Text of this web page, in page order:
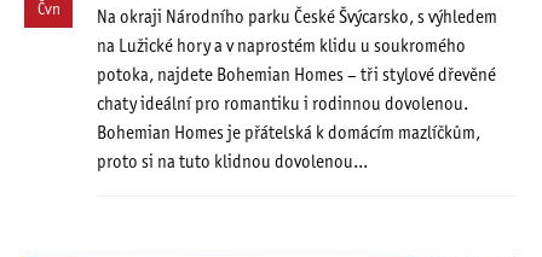
Čvn
Na okraji Národního parku České Švýcarsko, s výhledem
na Lužické hory a v naprostém klidu u soukromého
potoka, najdete Bohemian Homes – tři stylové dřevěné
chaty ideální pro romantiku i rodinnou dovolenou.
Bohemian Homes je přátelská k domácím mazlíčkům,
proto si na tuto klidnou dovolenou...